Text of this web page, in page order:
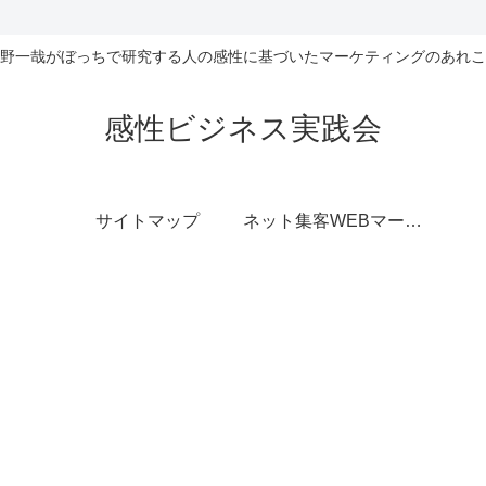
一哉がぼっちで研究する人の感性に基づいたマーケティングのあれ
感性ビジネス実践会
サイトマップ ネット集客WEBマーケティング無料相談室